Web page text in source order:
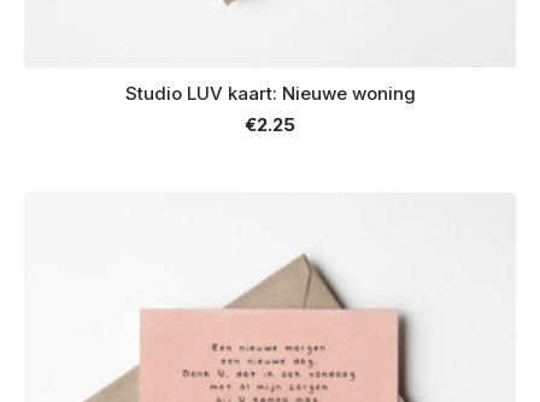
Studio LUV kaart: Nieuwe woning
€2.25